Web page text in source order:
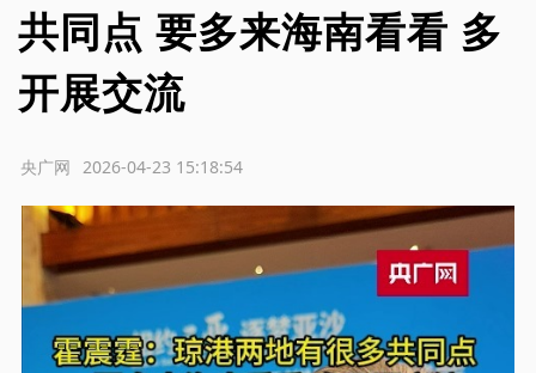
共同点 要多来海南看看 多
开展交流
2026-04-23 15:18:54
央广网